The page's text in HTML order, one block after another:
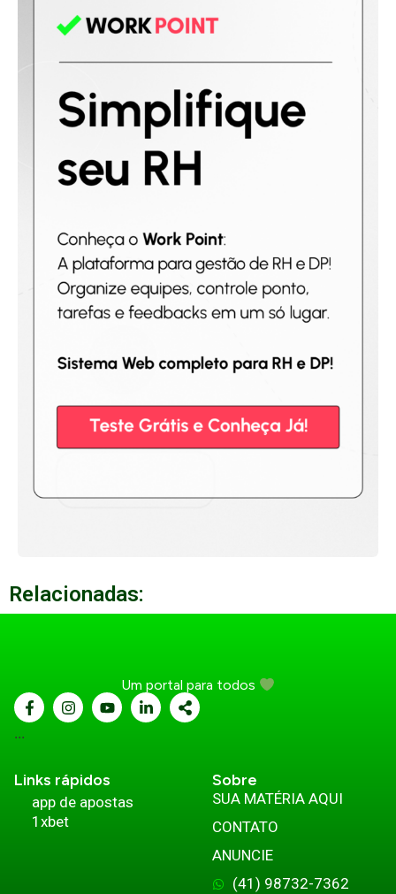
Relacionadas:
Um portal para todos
...
Links rápidos
app de apostas
1xbet
Sobre
SUA MATÉRIA AQUI
CONTATO
ANUNCIE
(41) 98732-7362